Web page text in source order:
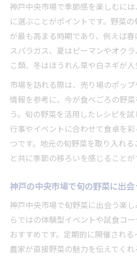
神戸中央市場で季節感を楽しむに
に選ぶことがポイントです。野菜
が最も高まる時期であり、例えば
スパラガス、夏はピーマンやオク
こ類、冬はほうれん草や白ネギが人
市場を訪れる際は、売り場のポッ
情報を参考に、今が食べごろの野
う。旬の野菜を活用したレシピを
行事やイベントに合わせて食卓を
つです。地元の旬野菜を取り入れ
と共に季節の移ろいを感じることが
神戸の中央市場で旬の野菜に出
神戸中央市場で旬野菜に出会う楽
らではの体験型イベントや試食コ
おすすめです。定期的に開催され
農家が直接野菜の魅力を伝えてく